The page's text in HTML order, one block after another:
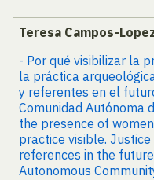
Teresa Campos-
- Por qué visibilizar la
la práctica
y referentes en el
Comunidad Autónoma
the presence of
practice visible.
references in the
Autonomous